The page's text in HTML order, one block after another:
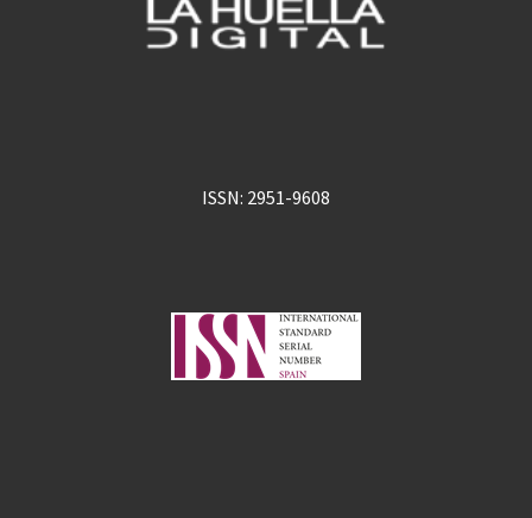
ISSN: 2951-9608